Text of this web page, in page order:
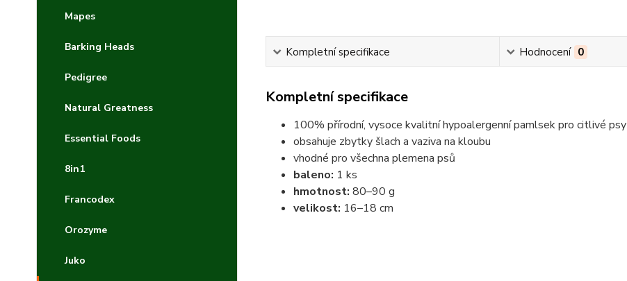
Mapes
Barking Heads
Pedigree
Natural Greatness
Essential Foods
8in1
Francodex
Orozyme
Juko
Kompletní specifikace Hodnocení 0
Kompletní specifikace
100% přírodní, vysoce kvalitní hypoalergenní pamlsek pro citlivé psy
obsahuje zbytky šlach a vaziva na kloubu
vhodné pro všechna plemena psů
baleno: 1 ks
hmotnost: 80–90 g
velikost: 16–18 cm